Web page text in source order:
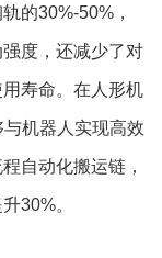
的30%-50%，
度，还减少了对
寿命。在人形机
机器人实现高效
自动化搬运链，
30%。